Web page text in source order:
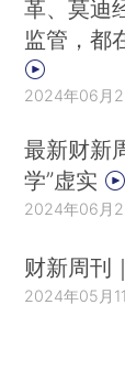
革、莫迪
监管，都
2024年06月
最新财新
学”虚实
2024年06月
财新周刊
2024年05月